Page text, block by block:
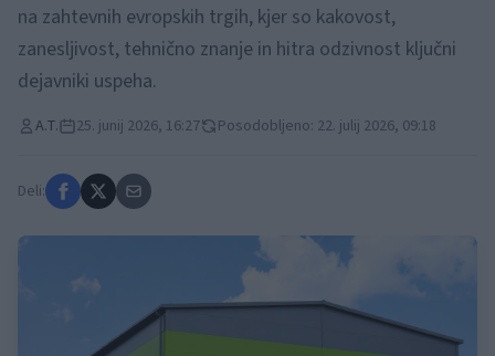
na zahtevnih evropskih trgih, kjer so kakovost,
zanesljivost, tehnično znanje in hitra odzivnost ključni
dejavniki uspeha.
A.T. 25. junij 2026, 16:27 Posodobljeno: 22. julij 2026, 09:18
Deli: